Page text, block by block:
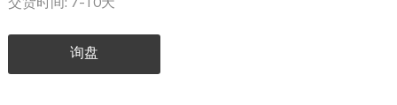
交货时间: 7-10天
询盘